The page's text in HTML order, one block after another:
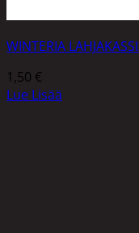
WINTERIA
1,50 €
Lue Lisää